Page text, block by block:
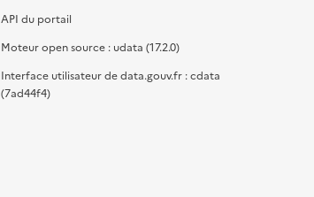
API du portail
Moteur open source : udata (17.2.0)
Interface utilisateur de data.gouv.fr : cdata
(7ad44f4)